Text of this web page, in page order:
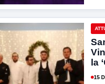
la
15